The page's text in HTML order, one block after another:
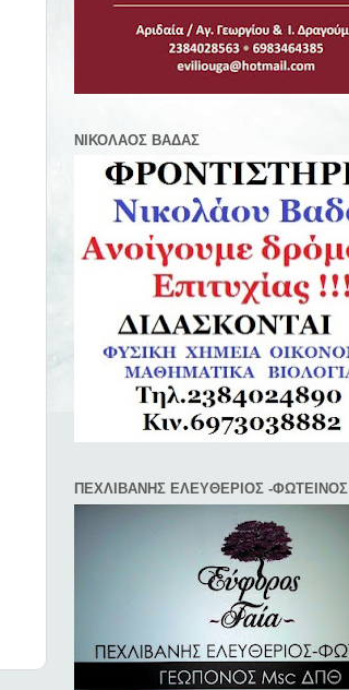
ΝΙΚΟΛΑΟΣ ΒΑΔΑΣ
ΠΕΧΛΙΒANΗΣ ΕΛΕΥΘΕΡΙΟΣ -ΦΩΤΕΙΝΟΣ